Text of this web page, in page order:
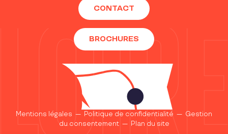
CONTACT
BROCHURES
Mentions légales — Politique de confidentialité — Gestion
du consentement— Plan du site